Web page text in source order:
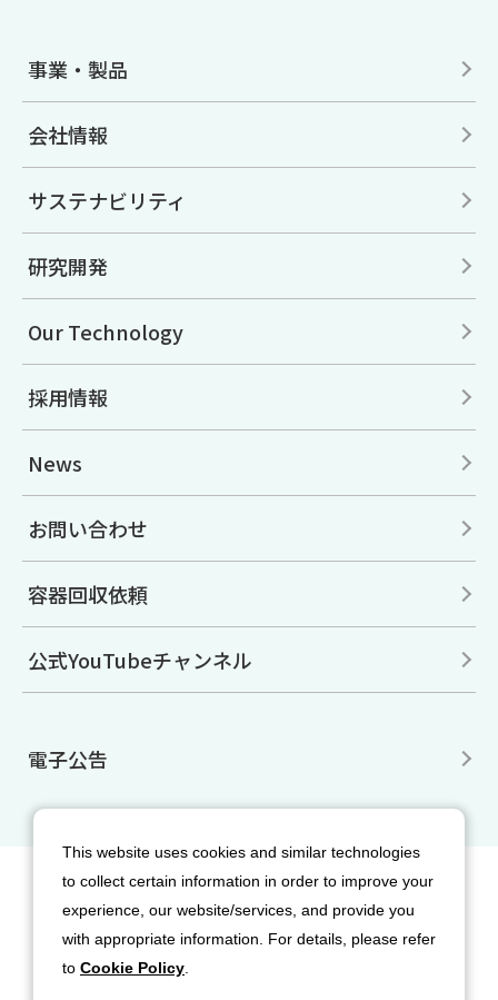
事業・製品
会社情報
サステナビリティ
研究開発
Our Technology
採用情報
News
お問い合わせ
容器回収依頼
公式YouTubeチャンネル
電子公告
利用規約
個人情報保護方針
クッキー（Cookie）ポリシー
ソーシャルメディア利用規約
This website uses cookies and similar technologies
to collect certain information in order to improve your
experience, our website/services, and provide you
with appropriate information. For details, please refer
to Cookie Policy